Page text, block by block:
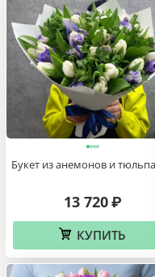
Букет из анемонов и
13 720 ₽
КУПИТЬ